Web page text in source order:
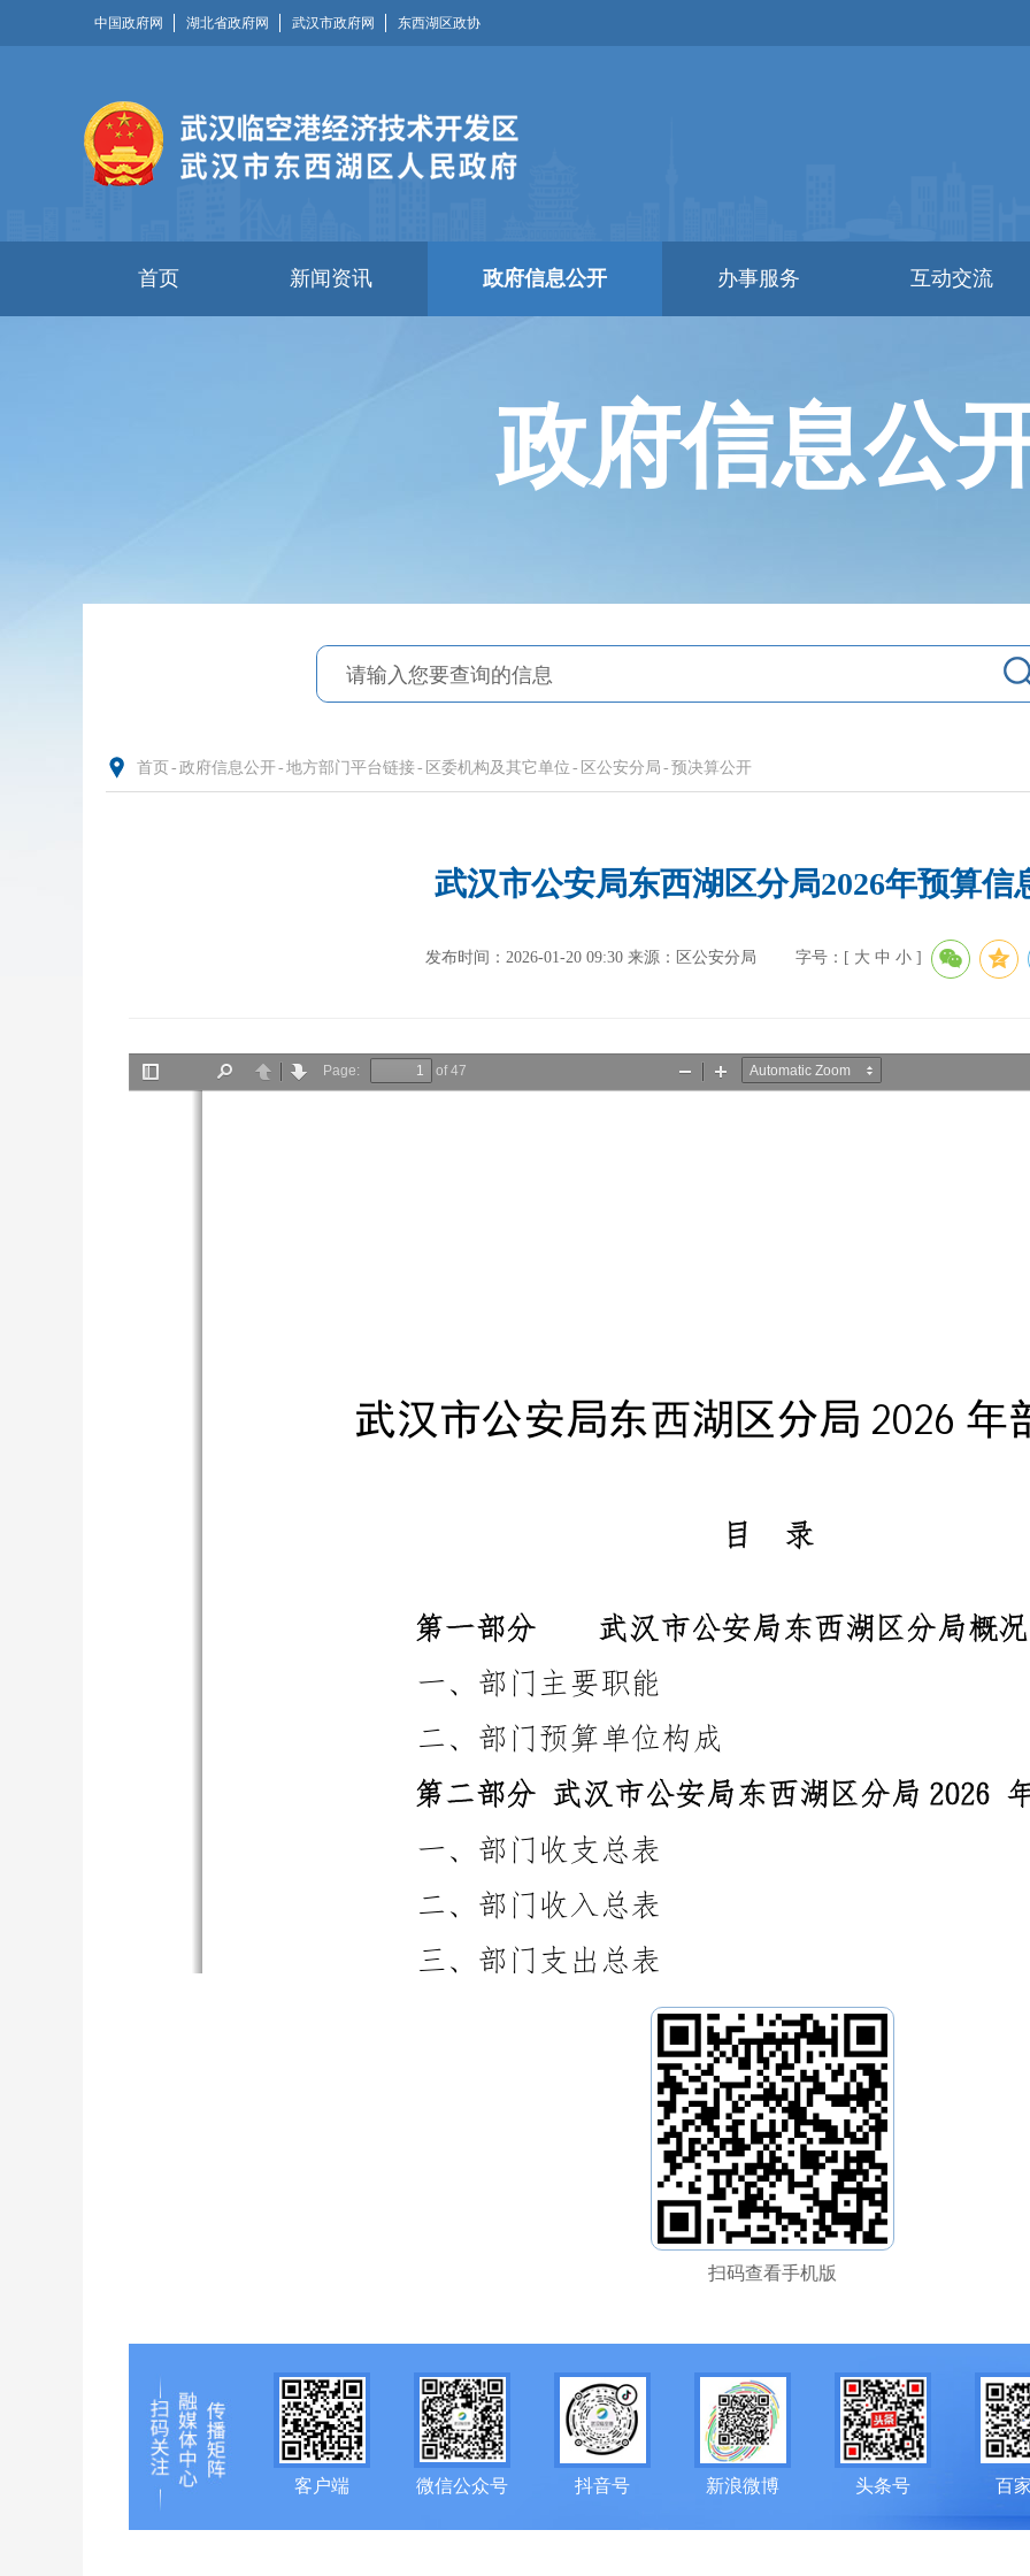
中国政府网 湖北省政府网 武汉市政府网 东西湖区政协
首页 新闻资讯 政府信息公开 办事服务 互动交流
政府信息公
首页 - 政府信息公开- 地方部门平台链接- 区委机构及其它单位 - 区公安分局 - 预决算公开
武汉市公安局东西湖区分局2026年预算信
发布时间：2026-01-20 09:30 来源：区公安分局 字号：[ 大 中 小 ]
扫码查看手机版
客户端 微信公众号 抖音号 新浪微博 头条号 百